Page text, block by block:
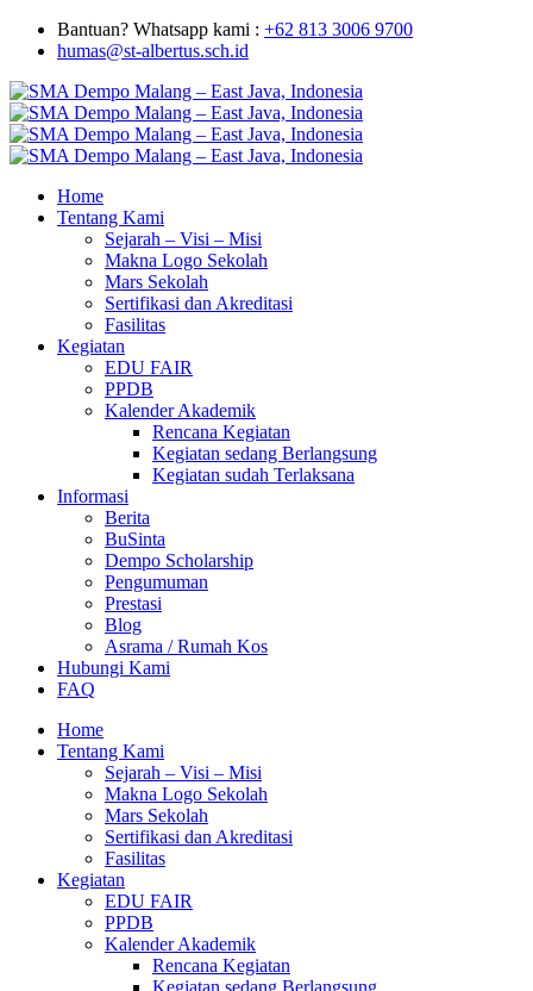
Bantuan? Whatsapp kami : +62 813 3006 9700
humas@st-albertus.sch.id
Home
Tentang Kami
Sejarah – Visi – Misi
Makna Logo Sekolah
Mars Sekolah
Sertifikasi dan Akreditasi
Fasilitas
Kegiatan
EDU FAIR
PPDB
Kalender Akademik
Rencana Kegiatan
Kegiatan sedang Berlangsung
Kegiatan sudah Terlaksana
Informasi
Berita
BuSinta
Dempo Scholarship
Pengumuman
Prestasi
Blog
Asrama / Rumah Kos
Hubungi Kami
FAQ
Home
Tentang Kami
Sejarah – Visi – Misi
Makna Logo Sekolah
Mars Sekolah
Sertifikasi dan Akreditasi
Fasilitas
Kegiatan
EDU FAIR
PPDB
Kalender Akademik
Rencana Kegiatan
Kegiatan sedang Berlangsung